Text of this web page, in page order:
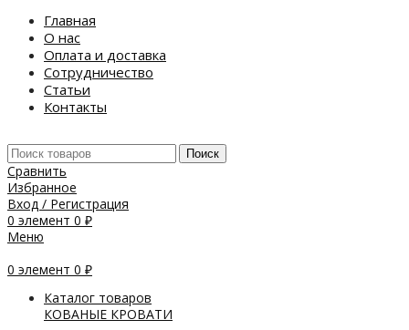
Главная
О нас
Оплата и доставка
Сотрудничество
Статьи
Контакты
Поиск
Сравнить
Избранное
Вход / Регистрация
0 элемент 0 ₽
Меню
0 элемент 0 ₽
Каталог товаров
КОВАНЫЕ КРОВАТИ